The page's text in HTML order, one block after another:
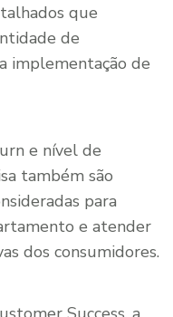
que
de
implementação de
e nível de
também são
para
e atender
dos consumidores.